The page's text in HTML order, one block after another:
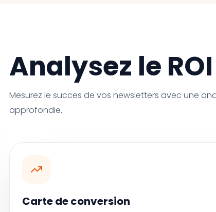
Analysez le
Mesurez le succes de vos newsletters avec une
approfondie.
Carte de conversion